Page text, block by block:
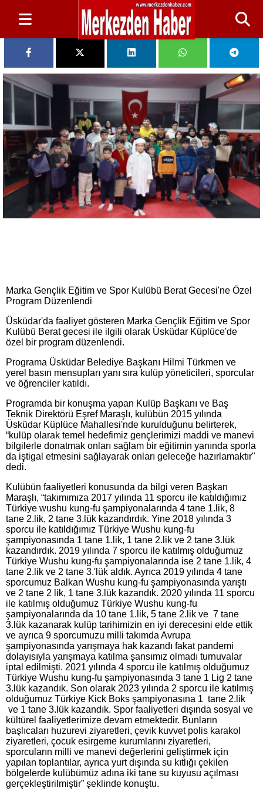
Marka Gençlik Eğitim ve Spor Kulübü Berat Gecesi'ne Özel
Program Düzenlendi
Üsküdar'da faaliyet gösteren Marka Gençlik Eğitim ve Spor
Kulübü Berat gecesi ile ilgili olarak Üsküdar Küplüce'de
özel bir program düzenlendi.
Programa Üsküdar Belediye Başkanı Hilmi Türkmen ve
yerel basın mensupları yanı sıra kulüp yöneticileri, sporcular
ve öğrenciler katıldı.
Programda bir konuşma yapan Kulüp Başkanı ve Baş
Teknik Direktörü Eşref Maraşlı, kulübün 2015 yılında
Üsküdar Küplüce Mahallesi'nde kurulduğunu belirterek,
“kulüp olarak temel hedefimiz gençlerimizi maddi ve manevi
bilgilerle donatmak onları sağlam bir eğitimin yanında sporla
da iştigal etmesini sağlayarak onları geleceğe hazırlamaktır"
dedi.
Kulübün faaliyetleri konusunda da bilgi veren Başkan
Maraşlı, “takımımıza 2017 yılında 11 sporcu ile katıldığımız
Türkiye wushu kung-fu şampiyonalarında 4 tane 1.lik, 8
tane 2.lik, 2 tane 3.lük kazandırdık. Yine 2018 yılında 3
sporcu ile katıldığımız Türkiye Wushu kung-fu
şampiyonasında 1 tane 1.lik, 1 tane 2.lik ve 2 tane 3.lük
kazandırdık. 2019 yılında 7 sporcu ile katılmış olduğumuz
Türkiye Wushu kung-fu şampiyonalarında ise 2 tane 1.lik, 4
tane 2.lik ve 2 tane 3.'lük aldık. Ayrıca 2019 yılında 4 tane
sporcumuz Balkan Wushu kung-fu şampiyonasında yarıştı
ve 2 tane 2 lik, 1 tane 3.lük kazandık. 2020 yılında 11 sporcu
ile katılmış olduğumuz Türkiye Wushu kung-fu
şampiyonalarında da 10 tane 1.lik, 5 tane 2.lik ve 7 tane
3.lük kazanarak kulüp tarihimizin en iyi derecesini elde ettik
ve ayrıca 9 sporcumuzu milli takımda Avrupa
şampiyonasında yarışmaya hak kazandı fakat pandemi
dolayısıyla yarışmaya katılma şansımız olmadı turnuvalar
iptal edilmişti. 2021 yılında 4 sporcu ile katılmış olduğumuz
Türkiye Wushu kung-fu şampiyonasında 3 tane 1 Lig 2 tane
3.lük kazandık. Son olarak 2023 yılında 2 sporcu ile katılmış
olduğumuz Türkiye Kick Boks şampiyonasına 1 tane 2.lik
ve 1 tane 3.lük kazandık. Spor faaliyetleri dışında sosyal ve
kültürel faaliyetlerimize devam etmektedir. Bunların
başlıcaları huzurevi ziyaretleri, çevik kuvvet polis karakol
ziyaretleri, çocuk esirgeme kurumlarını ziyaretleri,
sporcuların milli ve manevi değerlerini geliştirmek için
yapılan toplantılar, ayrıca yurt dışında su kıtlığı çekilen
bölgelerde kulübümüz adına iki tane su kuyusu açılması
gerçekleştirilmiştir” şeklinde konuştu.